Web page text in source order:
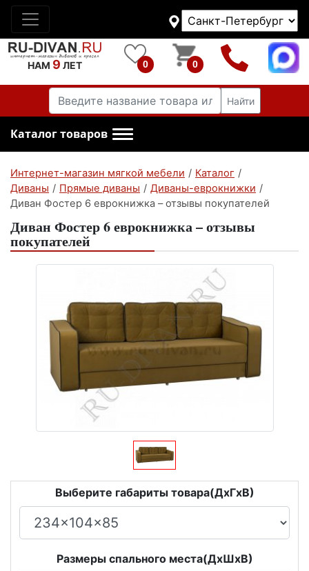
НАМ 9 ЛЕТ 0 0
Найти
Каталог товаров
Интернет-магазин мягкой мебели / Каталог /
Диваны / Прямые диваны / Диваны-еврокнижки /
Диван Фостер 6 еврокнижка – отзывы покупателей
Диван Фостер 6 еврокнижка – отзывы
покупателей
Выберите габариты товара(ДxГxВ)
Размеры спального места(ДxШxВ)